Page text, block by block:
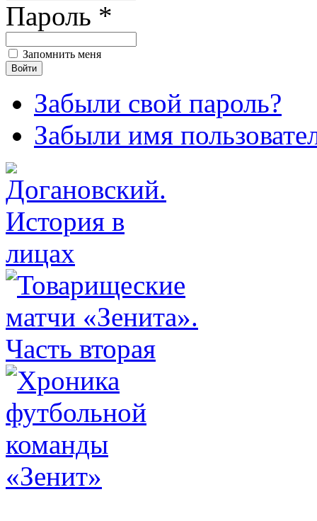
Пароль *
Запомнить меня
Забыли свой пароль?
Забыли имя